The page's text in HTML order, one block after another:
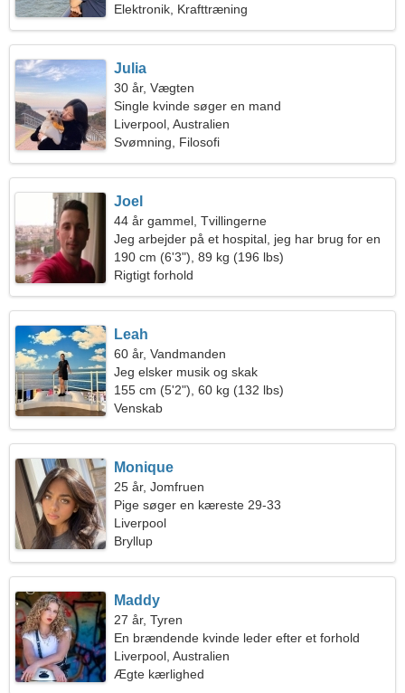
Elektronik, Krafttræning
Julia
30 år, Vægten
Single kvinde søger en mand
Liverpool, Australien
Svømning, Filosofi
Joel
44 år gammel, Tvillingerne
Jeg arbejder på et hospital, jeg har brug for en
glad kvinde
190 cm (6'3"), 89 kg (196 lbs)
Rigtigt forhold
Leah
60 år, Vandmanden
Jeg elsker musik og skak
155 cm (5'2"), 60 kg (132 lbs)
Venskab
Monique
25 år, Jomfruen
Pige søger en kæreste 29-33
Liverpool
Bryllup
Maddy
27 år, Tyren
En brændende kvinde leder efter et forhold
Liverpool, Australien
Ægte kærlighed